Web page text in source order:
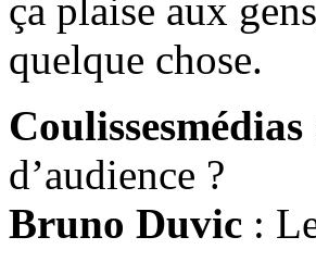
ça plaise aux
quelque chose.
Coulissesmédias
d’audience ?
Bruno Duvic :